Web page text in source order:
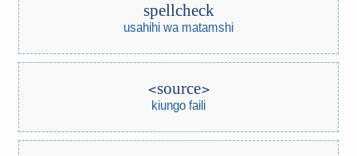
spellcheck
usahihi wa matamshi
source
kiungo faili